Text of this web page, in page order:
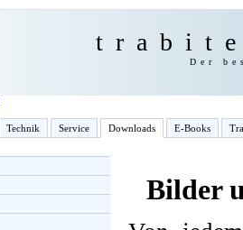
Der
Technik Service Downloads E-Books
Bilder